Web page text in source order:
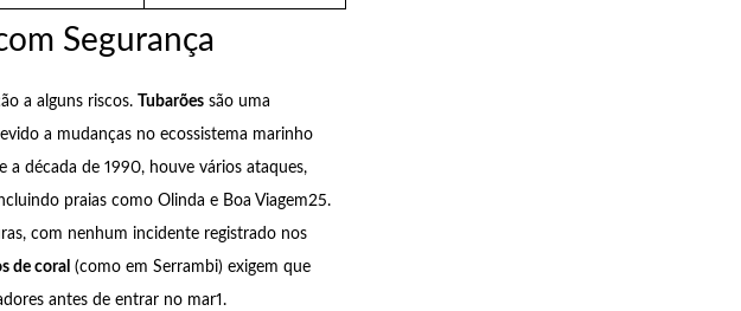
Segurança
a alguns riscos. Tubarões são uma
a mudanças no ecossistema marinho
a década de 1990, houve vários ataques,
praias como Olinda e Boa Viagem25.
com nenhum incidente registrado nos
de coral (como em Serrambi) exigem que
antes de entrar no mar1.